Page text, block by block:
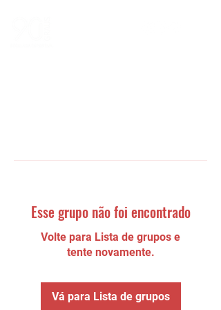
Esse grupo não foi encontrado
Volte para Lista de grupos e
tente novamente.
Vá para Lista de grupos